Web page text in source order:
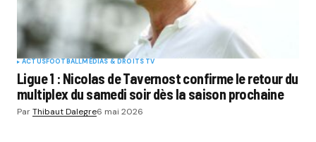
ACTUSFOOTBALLMÉDIAS & DROITS TV
Ligue 1 : Nicolas de Tavernost confirme le retour du
multiplex du samedi soir dès la saison prochaine
ParThibaut Dalegre6 mai 2026